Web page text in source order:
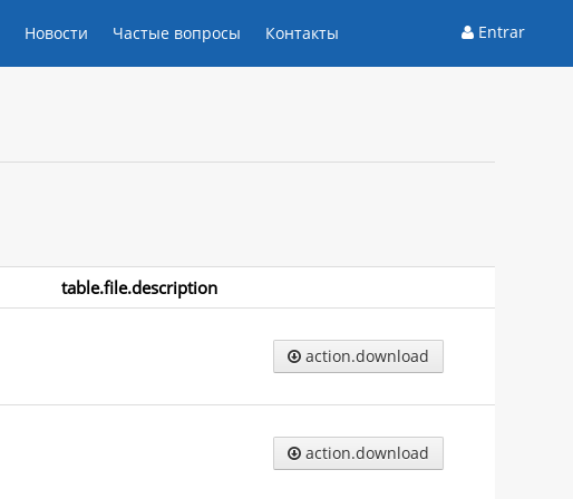
Новости Частые вопросы Контакты Entrar
table.file.description
action.download
action.download